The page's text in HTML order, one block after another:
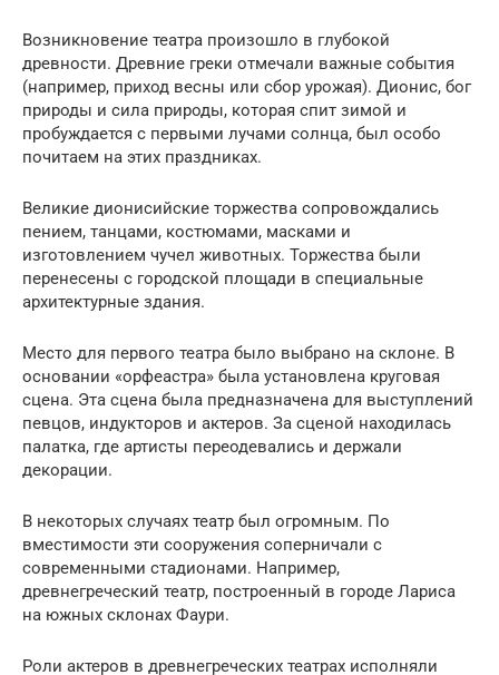
Возникновение театра произошло в глубокой
древности. Древние греки отмечали важные события
(например, приход весны или сбор урожая). Дионис, бог
природы и сила природы, которая спит зимой и
пробуждается с первыми лучами солнца, был особо
почитаем на этих праздниках.
Великие дионисийские торжества сопровождались
пением, танцами, костюмами, масками и
изготовлением чучел животных. Торжества были
перенесены с городской площади в специальные
архитектурные здания.
Место для первого театра было выбрано на склоне. В
основании «орфеастра» была установлена круговая
сцена. Эта сцена была предназначена для выступлений
певцов, индукторов и актеров. За сценой находилась
палатка, где артисты переодевались и держали
декорации.
В некоторых случаях театр был огромным. По
вместимости эти сооружения соперничали с
современными стадионами. Например,
древнегреческий театр, построенный в городе Лариса
на южных склонах Фаури.
Роли актеров в древнегреческих театрах исполняли